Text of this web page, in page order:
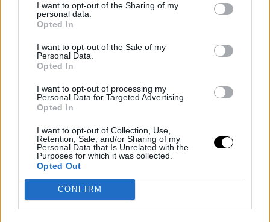
I want to opt-out of the Sharing of my
personal data.
Opted In
I want to opt-out of the Sale of my
Personal Data.
Opted In
I want to opt-out of processing my
Personal Data for Targeted Advertising.
Opted In
I want to opt-out of Collection, Use,
Retention, Sale, and/or Sharing of my
Personal Data that Is Unrelated with the
Purposes for which it was collected.
Opted Out
CONFIRM
Cheesecake keto cocco e
Recipe by Ketoalessia